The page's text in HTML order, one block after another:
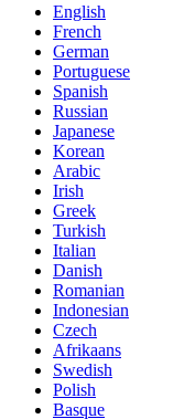
English
French
German
Portuguese
Spanish
Russian
Japanese
Korean
Arabic
Irish
Greek
Turkish
Italian
Danish
Romanian
Indonesian
Czech
Afrikaans
Swedish
Polish
Basque